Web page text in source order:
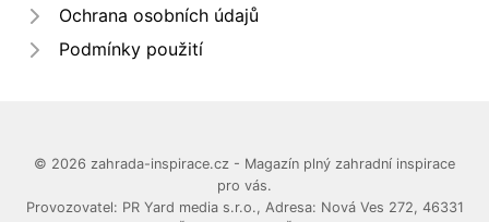
Ochrana osobních údajů
Podmínky použití
© 2026 zahrada-inspirace.cz - Magazín plný zahradní inspirace
pro vás.
Provozovatel: PR Yard media s.r.o., Adresa: Nová Ves 272, 46331